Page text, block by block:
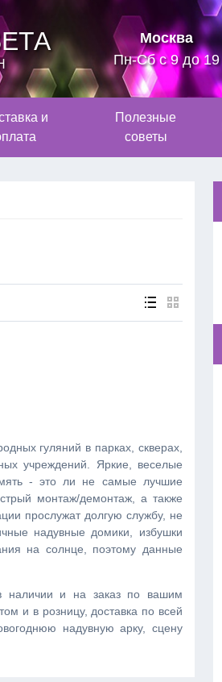
Москва
Пн-Сб с 9 до 19
и
Полезные
советы
гуляний в парках, скверах,
учреждений. Яркие, веселые
- это ли не самые лучшие
монтаж/демонтаж, а также
прослужат долгую службу, не
надувные домики, избушки
на солнце, поэтому данные
наличии и на заказ по вашим
и в розницу, доставка по всей
надувную арку, сцену